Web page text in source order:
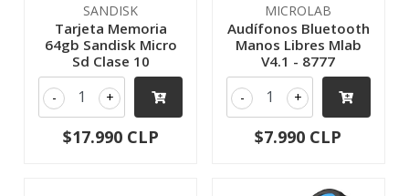
SANDISK
Tarjeta Memoria
64gb Sandisk Micro
Sd Clase 10
+
-
$17.990 CLP
MICROLAB
Audífonos Bluetooth
Manos Libres Mlab
V4.1 - 8777
+
-
$7.990 CLP